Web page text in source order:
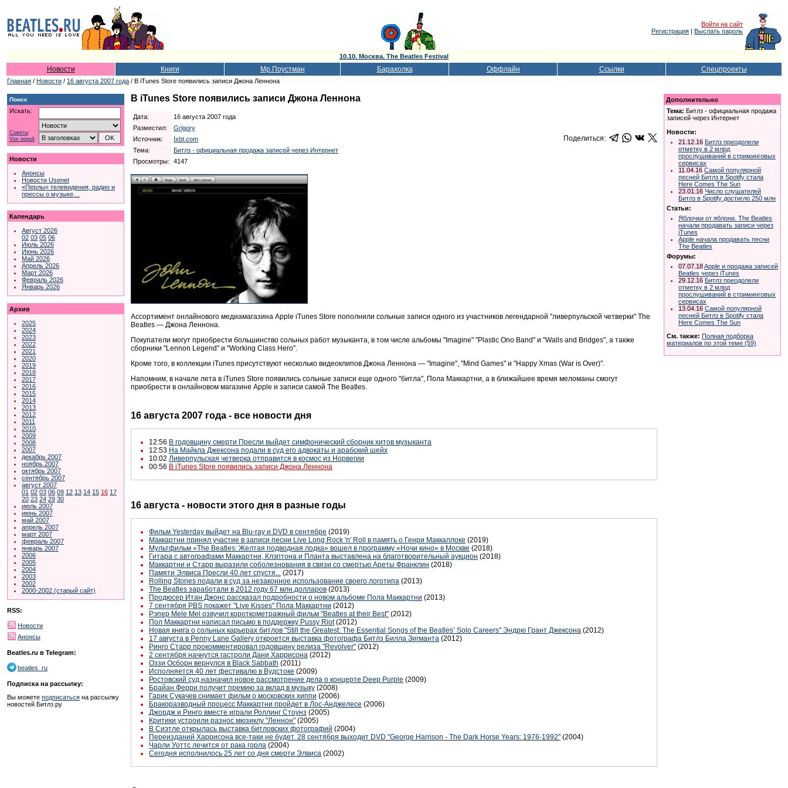
Войти на сайт
Регистрация | Выслать пароль
10.10. Москва. The Beatles Festival
Новости Книги Мр.Поустман Барахолка Оффлайн Ссылки Спецпроекты
Главная / Новости / 16 августа 2007 года / В iTunes Store появились записи Джона Леннона
Поиск
Искать:
Советы
Vox populi
Новости
Анонсы
Новости Usenet
«Перлы» телевидения, радио и
прессы о музыке…
Календарь
Август 2026
02 03 05 06
Июль 2026
Июнь 2026
Май 2026
Апрель 2026
Март 2026
Февраль 2026
Январь 2026
Архив
2025
2024
2023
2022
2021
2020
2019
2018
2017
2016
2015
2014
2013
2012
2011
2010
2009
2008
2007
декабрь 2007
ноябрь 2007
октябрь 2007
сентябрь 2007
август 2007
01 02 03 06 09 12 13 14 15 16 17
20 23 24 29 30
июль 2007
июнь 2007
май 2007
апрель 2007
март 2007
февраль 2007
январь 2007
2006
2005
2004
2003
2002
2000-2002 (старый сайт)
RSS:
Новости
Анонсы
Beatles.ru в Telegram:
beatles_ru
Подписка на рассылку:
Вы можете подписаться на рассылку
новостей Битлз.ру
В iTunes Store появились записи Джона Леннона
Дата:
16 августа 2007 года
Разместил:
Grigory
Источник:
Ixbt.com
Тема:
Битлз - официальная продажа записей через Интернет
Просмотры:
4147
Поделиться:
Ассортимент онлайнового медиамагазина Apple iTunes Store пополнили сольные записи одного из участников легендарной "ливерпульской четверки" The
Beatles — Джона Леннона.
Покупатели могут приобрести большинство сольных работ музыканта, в том числе альбомы "Imagine" "Plastic Ono Band" и "Walls and Bridges", а также
сборники "Lennon Legend" и "Working Class Hero".
Кроме того, в коллекции iTunes присутствуют несколько видеоклипов Джона Леннона — "Imagine", "Mind Games" и "Happy Xmas (War is Over)".
Напомним, в начале лета в iTunes Store появились сольные записи еще одного "битла", Пола Маккартни, а в ближайшее время меломаны смогут
приобрести в онлайновом магазине Apple и записи самой The Beatles.
16 августа 2007 года - все новости дня
12:56 В годовщину смерти Пресли выйдет симфонический сборник хитов музыканта
12:53 На Майкла Джексона подали в суд его адвокаты и арабский шейх
10:02 Ливерпульская четверка отправится в космос из Норвегии
00:56 В iTunes Store появились записи Джона Леннона
16 августа - новости этого дня в разные годы
Фильм Yesterday выйдет на Blu-ray и DVD в сентябре (2019)
Маккартни принял участие в записи песни Live Long Rock 'n' Roll в память о Генри Маккаллоке (2019)
Мультфильм «The Beatles: Желтая подводная лодка» вошел в программу «Ночи кино» в Москве (2018)
Гитара с автографами Маккартни, Клэптона и Планта выставлена на благотворительный аукцион (2018)
Маккартни и Старр выразили соболезнования в связи со смертью Ареты Франклин (2018)
Памяти Элвиса Пресли 40 лет спустя...
(2017)
Rolling Stones подали в суд за незаконное использование своего логотипа (2013)
The Beatles заработали в 2012 году 67 млн.долларов (2013)
Продюсер Итан Джонс рассказал подробности о новом альбоме Пола Маккартни (2013)
7 сентября PBS покажет "Live Kisses" Пола Маккартни (2012)
Рэпер Mele Mel озвучил короткометражный фильм "Beatles at their Best" (2012)
Пол Маккартни написал письмо в поддержку Pussy Riot (2012)
Новая книга о сольных карьерах битлов "Still the Greatest: The Essential Songs of the Beatles’ Solo Careers" Эндрю Грант Джексона (2012)
17 августа в Penny Lane Gallery откроется выставка фотографа Битлз Билла Зигманта (2012)
Ринго Старр прокомментировал годовщину релиза "Revolver" (2012)
2 сентября начнутся гастроли Дани Харрисона (2012)
Оззи Осборн вернулся в Black Sabbath (2011)
Исполняется 40 лет фестивалю в Вудстоке (2009)
Ростовский суд назначил новое рассмотрение дела о концерте Deep Purple (2009)
Брайан Ферри получит премию за вклад в музыку (2008)
Гарик Сукачев снимает фильм о московских хиппи (2006)
Бракоразводный процесс Маккартни пройдет в Лос-Анджелесе (2006)
Джордж и Ринго вместе играли Роллинг Стоунз (2005)
Критики устроили разнос мюзиклу "Леннон" (2005)
В Сиэтле открылась выставка битловских фотографий (2004)
Переизданий Харрисона все-таки не будет. 28 сентября выходит DVD "George Harrison - The Dark Horse Years: 1976-1992" (2004)
Чарли Уоттс лечится от рака горла (2004)
Сегодня исполнилось 25 лет со дня смерти Элвиса (2002)
Дополнительно
Тема: Битлз - официальная продажа
записей через Интернет
Новости:
21.12.16 Битлз преодолели
отметку в 2 млрд
прослушиваний в стриминговых
сервисах
11.04.16 Самой популярной
песней Битлз в Spotify стала
Here Comes The Sun
23.01.16 Число слушателей
Битлз в Spotify достигло 250 млн
Статьи:
Яблочки от яблони. The Beatles
начали продавать записи через
iTunes
Apple начала продавать песни
The Beatles
Форумы:
07.07.18Apple и продажа записей
Beatles через iTunes
29.12.16 Битлз преодолели
отметку в 2 млрд
прослушиваний в стриминговых
сервисах
13.04.16 Самой популярной
песней Битлз в Spotify стала
Here Comes The Sun
См. также: Полная подборка
материалов по этой теме (59)